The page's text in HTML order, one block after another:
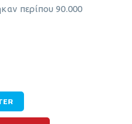
περίπου 90.000